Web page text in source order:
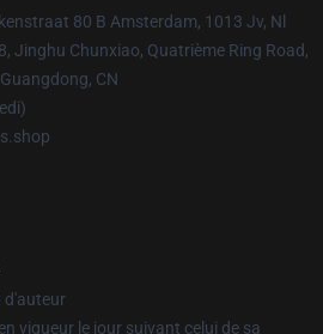
80 B Amsterdam, 1013 Jv, Nl
Jinghu Chunxiao, Quatrième Ring Road,
CN
d'auteur
vigueur le jour suivant celui de sa